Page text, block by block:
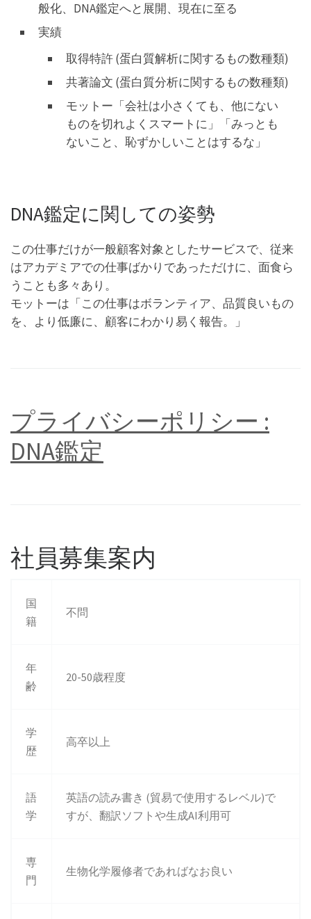
般化、DNA鑑定へと展開、現在に至る
実績
取得特許 (蛋白質解析に関するもの数種類)
共著論文 (蛋白質分析に関するもの数種類)
モットー「会社は小さくても、他にない
ものを切れよくスマートに」「みっとも
ないこと、恥ずかしいことはするな」
DNA鑑定に関しての姿勢
この仕事だけが一般顧客対象としたサービスで、従来
はアカデミアでの仕事ばかりであっただけに、面食ら
うことも多々あり。
モットーは「この仕事はボランティア、品質良いもの
を、より低廉に、顧客にわかり易く報告。」
プライバシーポリシー :
DNA鑑定
社員募集案内
国
籍
不問
年
齢
20-50歳程度
学
歴
高卒以上
語
学
英語の読み書き (貿易で使用するレベル)で
すが、翻訳ソフトや生成AI利用可
専
門
生物化学履修者であればなお良い